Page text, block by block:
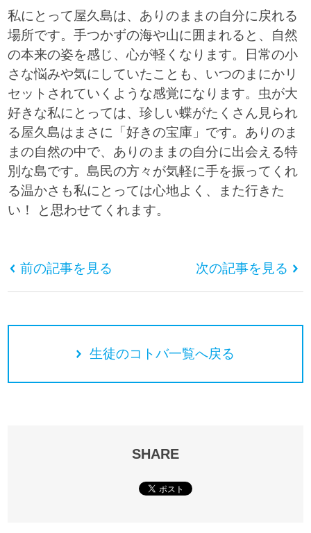
私にとって屋久島は、ありのままの自分に戻れる
場所です。手つかずの海や山に囲まれると、自然
の本来の姿を感じ、心が軽くなります。日常の小
さな悩みや気にしていたことも、いつのまにかリ
セットされていくような感覚になります。虫が大
好きな私にとっては、珍しい蝶がたくさん見られ
る屋久島はまさに「好きの宝庫」です。ありのま
まの自然の中で、ありのままの自分に出会える特
別な島です。島民の方々が気軽に手を振ってくれ
る温かさも私にとっては心地よく、また行きた
い！ と思わせてくれます。
前の記事を見る 次の記事を見る
生徒のコトバ一覧へ戻る
SHARE